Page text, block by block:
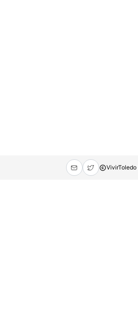
VivirToledo